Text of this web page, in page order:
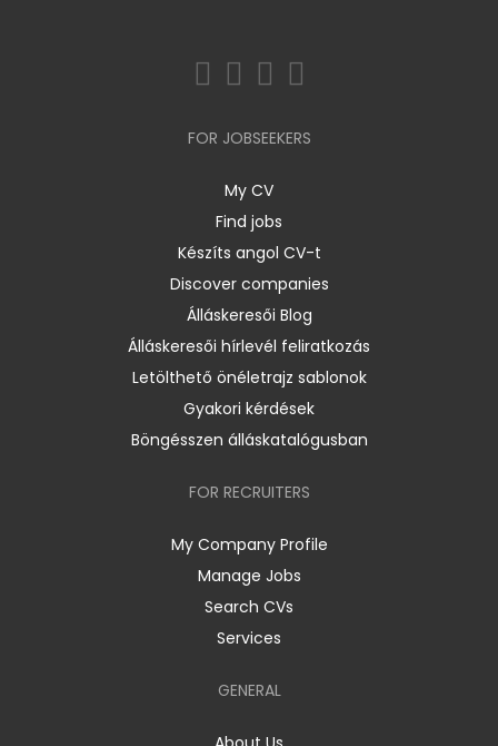
FOR JOBSEEKERS
My CV
Find jobs
Készíts angol CV-t
Discover companies
Álláskeresői Blog
Álláskeresői hírlevél feliratkozás
Letölthető önéletrajz sablonok
Gyakori kérdések
Böngésszen álláskatalógusban
FOR RECRUITERS
My Company Profile
Manage Jobs
Search CVs
Services
GENERAL